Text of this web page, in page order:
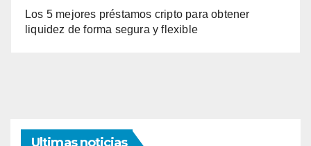
Los 5 mejores préstamos cripto para obtener
liquidez de forma segura y flexible
Ultimas noticias